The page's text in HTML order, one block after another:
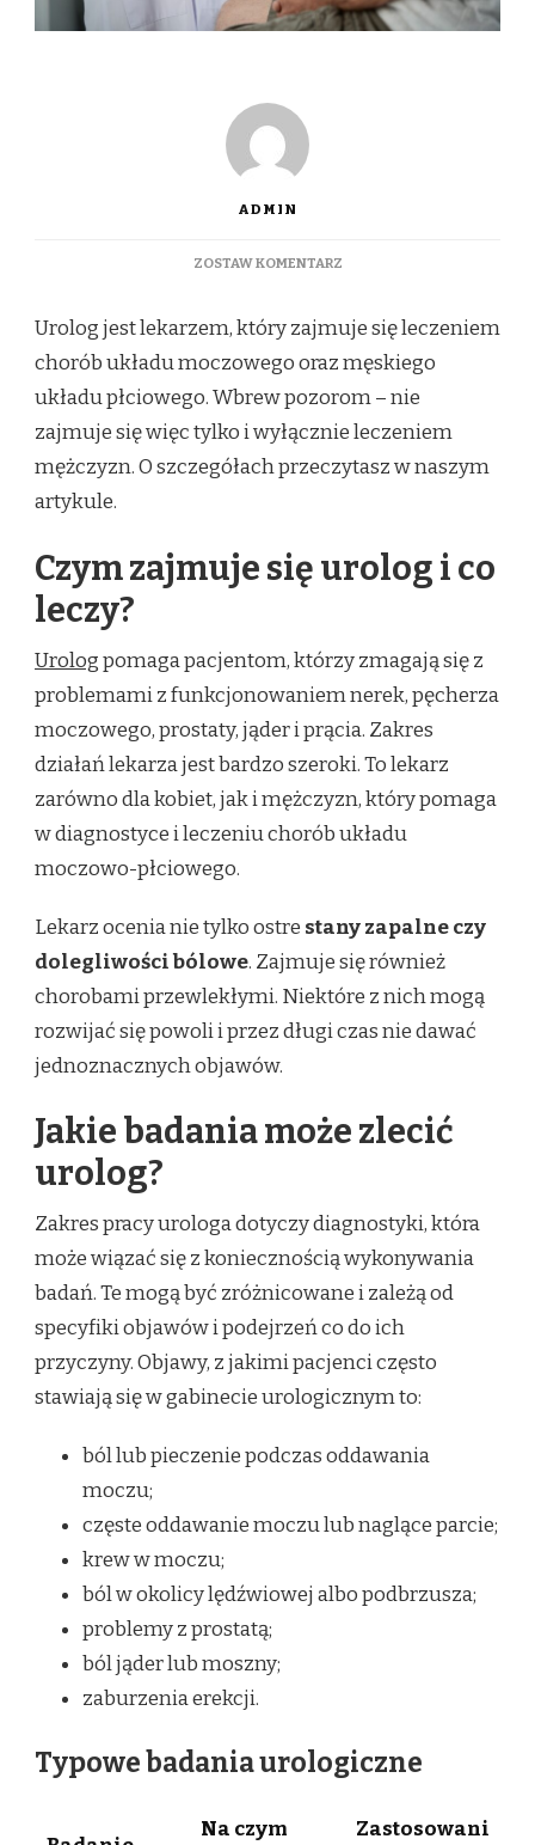
ADMIN
ZOSTAW KOMENTARZDO
UROLOG
JAKIE
LECZY
CHOROBY?
Urolog jest lekarzem, który zajmuje się leczeniem
chorób układu moczowego oraz męskiego
układu płciowego. Wbrew pozorom – nie
zajmuje się więc tylko i wyłącznie leczeniem
mężczyzn. O szczegółach przeczytasz w naszym
artykule.
Czym zajmuje się urolog i co
leczy?
Urologpomaga pacjentom, którzy zmagają się z
problemami z funkcjonowaniem nerek, pęcherza
moczowego, prostaty, jąder i prącia. Zakres
działań lekarza jest bardzo szeroki. To lekarz
zarówno dla kobiet, jak i mężczyzn, który pomaga
w diagnostyce i leczeniu chorób układu
moczowo-płciowego.
Lekarz ocenia nie tylko ostre stany zapalne czy
dolegliwości bólowe. Zajmuje się również
chorobami przewlekłymi. Niektóre z nich mogą
rozwijać się powoli i przez długi czas nie dawać
jednoznacznych objawów.
Jakie badania może zlecić
urolog?
Zakres pracy urologa dotyczy diagnostyki, która
może wiązać się z koniecznością wykonywania
badań. Te mogą być zróżnicowane i zależą od
specyfiki objawów i podejrzeń co do ich
przyczyny. Objawy, z jakimi pacjenci często
stawiają się w gabinecie urologicznym to:
ból lub pieczenie podczas oddawania
moczu;
częste oddawanie moczu lub naglące parcie;
krew w moczu;
ból w okolicy lędźwiowej albo podbrzusza;
problemy z prostatą;
ból jąder lub moszny;
zaburzenia erekcji.
Typowe badania urologiczne
Na czym Zastosowani